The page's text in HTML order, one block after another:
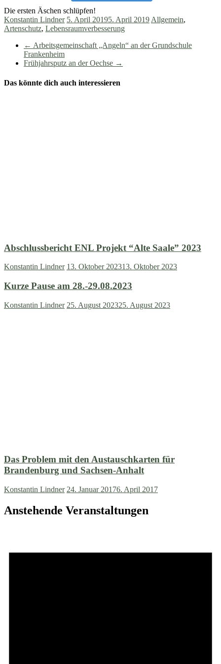
Die ersten Äschen schlüpfen!
Konstantin Lindner 5. April 20195. April 2019 Allgemein,
Artenschutz, Lebensraumverbesserung
← Arbeitsgemeinschaft „Angeln“ an der Grundschule
Frankenheim
Frühjahrsputz an der Oechse →
Das könnte dich auch interessieren
Abschlussbericht ENL Projekt “Alte Saale” 2023
Konstantin Lindner 13. Oktober 202313. Oktober 2023
Kurze Pause am 28.-29.08.2023
Konstantin Lindner 25. August 202325. August 2023
Das Problem mit den Austauschkarten für
Brandenburg und Sachsen-Anhalt
Konstantin Lindner 24. Januar 20176. April 2017
Anstehende Veranstaltungen